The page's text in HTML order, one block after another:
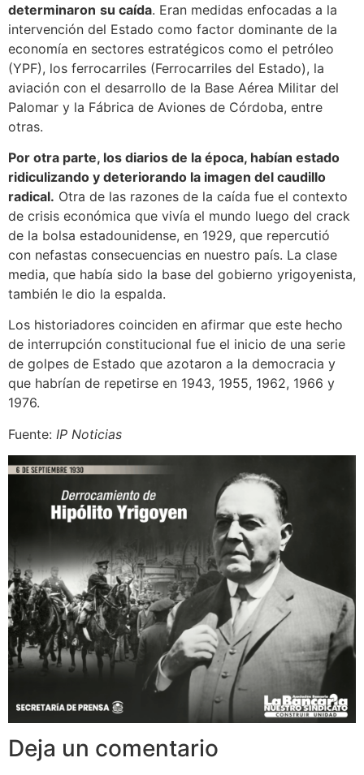
determinaron su caída. Eran medidas enfocadas a la
intervención del Estado como factor dominante de la
economía en sectores estratégicos como el petróleo
(YPF), los ferrocarriles (Ferrocarriles del Estado), la
aviación con el desarrollo de la Base Aérea Militar del
Palomar y la Fábrica de Aviones de Córdoba, entre
otras.
Por otra parte, los diarios de la época, habían estado
ridiculizando y deteriorando la imagen del caudillo
radical. Otra de las razones de la caída fue el contexto
de crisis económica que vivía el mundo luego del crack
de la bolsa estadounidense, en 1929, que repercutió
con nefastas consecuencias en nuestro país. La clase
media, que había sido la base del gobierno yrigoyenista,
también le dio la espalda.
Los historiadores coinciden en afirmar que este hecho
de interrupción constitucional fue el inicio de una serie
de golpes de Estado que azotaron a la democracia y
que habrían de repetirse en 1943, 1955, 1962, 1966 y
1976.
Fuente: IP Noticias
Deja un comentario